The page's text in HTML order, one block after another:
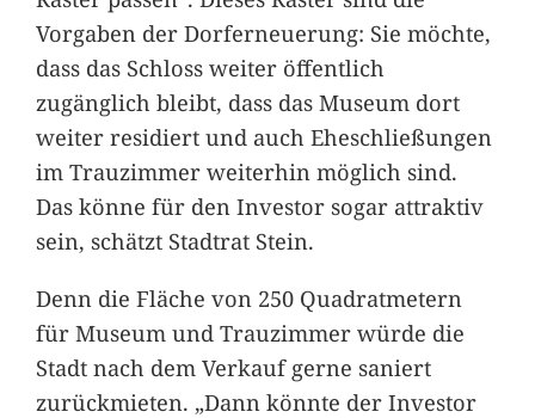
Vorgaben der Dorferneuerung: Sie möchte,
dass das Schloss weiter öffentlich
zugänglich bleibt, dass das Museum dort
weiter residiert und auch Eheschließungen
im Trauzimmer weiterhin möglich sind.
Das könne für den Investor sogar attraktiv
sein, schätzt Stadtrat Stein.
Denn die Fläche von 250 Quadratmetern
für Museum und Trauzimmer würde die
Stadt nach dem Verkauf gerne saniert
zurückmieten. „Dann könnte der Investor